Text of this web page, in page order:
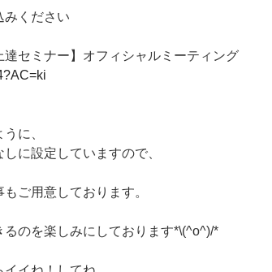
みください
達セミナー】オフィシャルミーティング
に、
に設定していますので、
ご用意しております。
のを楽しみにしております*\(^o^)/*